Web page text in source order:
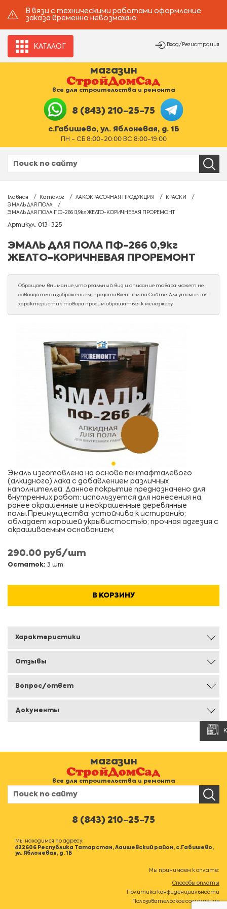
В вязи с техническими работами оформление
заказа временно невозможно.
КАТАЛОГ Вход/Регистрация
магазин
все для строительства и ремонта
8 (843) 210-25-75
с.Габишево, ул. Яблоневая, д. 1Б
ПН - СБ 8:00-20:00 ВС 8:00-19:00
Главная Каталог ЛАКОКРАСОЧНАЯ ПРОДУКЦИЯ
КРАСКИ
ЭМАЛЬ ДЛЯ ПОЛА
ЭМАЛЬ ДЛЯ ПОЛА ПФ-266 0,9кг ЖЕЛТО-КОРИЧНЕВАЯ ПРОРЕМОНТ
Артикул: 013-325
ЭМАЛЬ ДЛЯ ПОЛА ПФ-266 0,9кг
ЖЕЛТО-КОРИЧНЕВАЯ ПРОРЕМОНТ
Обращаем внимание, что реальный вид и описание товара может не
совпадать с изображением, представленным на Сайте. Для уточнения
характеристик товара просим обращаться к менеджеру
Эмаль изготовлена на основе пентафталевого
(алкидного) лака с добавлением различных
наполнителей. Данное покрытие предназначено для
внутренних работ: используется для нанесения на
ранее окрашенные и неокрашенные деревянные
полы.Преимущества: устойчива к истиранию;
обладает хорошей укрывистостью; прочная адгезия с
окрашиваемым основанием;
290.00 руб/шт
Остаток: 3 шт
В КОРЗИНУ
Характеристики
Отзывы
Вопрос/ответ
Документы
магазин
все для строительства и ремонта
8 (843) 210-25-75
Мы находимся по адресу:
422606 Республика Татарстан, Лаишевский район, с.Габишево,
ул. Яблоневая, д. 1Б
Мы принимаем к оплате:
Способы оплаты
Политика конфиденциальности
Пользовательское соглашение